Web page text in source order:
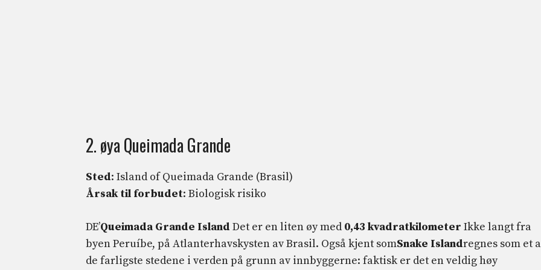
2. øya Queimada Grande
Sted: Island of Queimada Grande (Brasil)
Årsak til forbudet: Biologisk risiko
DE’Queimada Grande Island Det er en liten øy med 0,43 kvadratkilometer Ikke langt fra
byen Peruíbe, på Atlanterhavskysten av Brasil. Også kjent somSnake Islandregnes som et
de farligste stedene i verden på grunn av innbyggerne: faktisk er det en veldig høy